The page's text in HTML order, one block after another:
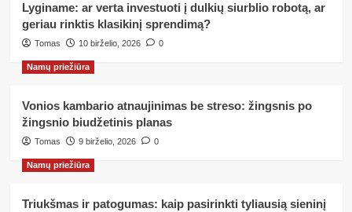
Lyginame: ar verta investuoti į dulkių siurblio robotą, ar
geriau rinktis klasikinį sprendimą?
Tomas 10 birželio, 2026 0
Namų priežiūra
Vonios kambario atnaujinimas be streso: žingsnis po
žingsnio biudžetinis planas
Tomas 9 birželio, 2026 0
Namų priežiūra
Triukšmas ir patogumas: kaip pasirinkti tyliausią sieninį